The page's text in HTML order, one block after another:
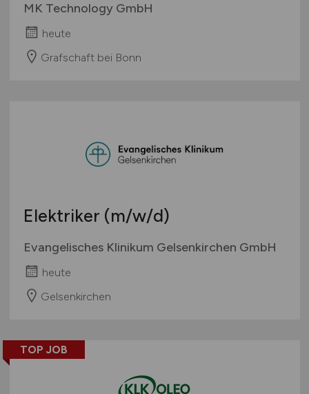
MK Technology GmbH
heute
Grafschaft bei Bonn
Elektriker (m/w/d)
Evangelisches Klinikum Gelsenkirchen GmbH
heute
Gelsenkirchen
TOP JOB